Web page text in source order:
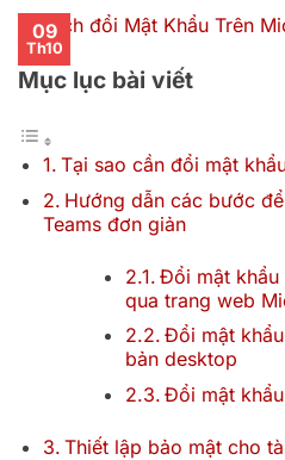
09
Th10
Mục lục bài viết
Tại sao cần đổi mật
Hướng dẫn các bước
Teams đơn giản
Đổi mật khẩu
qua trang web
Đổi mật
bản desktop
Đổi mật
Thiết lập bảo mật cho